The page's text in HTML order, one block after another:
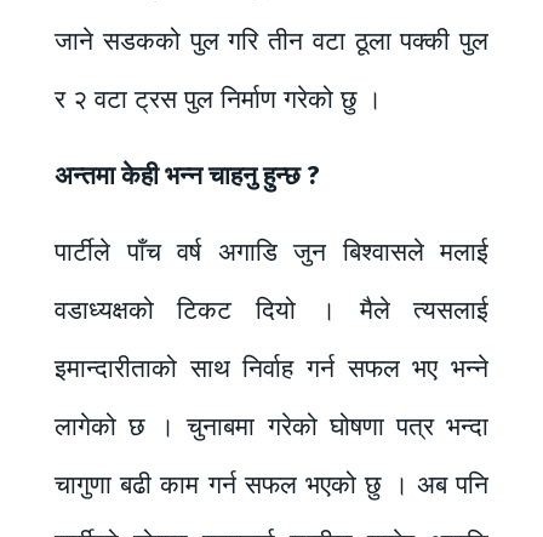
जाने सडकको पुल गरि तीन वटा ठूला पक्की पुल
र २ वटा ट्रस पुल निर्माण गरेको छु ।
अन्तमा केही भन्न चाहनु हुन्छ ?
पार्टीले पाँच वर्ष अगाडि जुन बिश्वासले मलाई
वडाध्यक्षको टिकट दियो । मैले त्यसलाई
इमान्दारीताको साथ निर्वाह गर्न सफल भए भन्ने
लागेको छ । चुनाबमा गरेको घोषणा पत्र भन्दा
चागुणा बढी काम गर्न सफल भएको छु । अब पनि